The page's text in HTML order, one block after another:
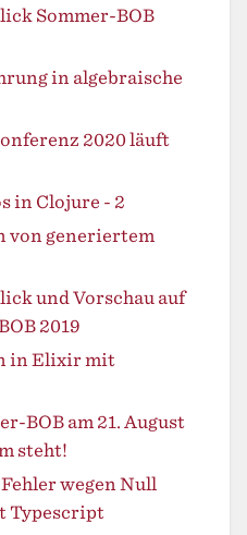
Sommer-BOB
in algebraische
2020 läuft
in Clojure - 2
von generiertem
und Vorschau auf
2019
in Elixir mit
BOB am 21. August
steht!
wegen Null
Typescript